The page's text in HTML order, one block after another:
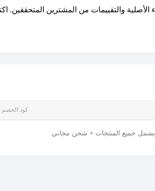
كود الخصم
يشمل جميع المنتجات + شحن مجاني